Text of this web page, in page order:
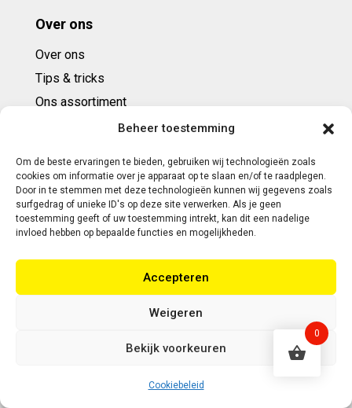
Beheer toestemming
Om de beste ervaringen te bieden, gebruiken wij technologieën zoals
cookies om informatie over je apparaat op te slaan en/of te raadplegen.
Door in te stemmen met deze technologieën kunnen wij gegevens zoals
surfgedrag of unieke ID's op deze site verwerken. Als je geen
toestemming geeft of uw toestemming intrekt, kan dit een nadelige
invloed hebben op bepaalde functies en mogelijkheden.
Accepteren
Weigeren
Bekijk voorkeuren
Cookiebeleid
Over ons
Over ons
Tips & tricks
Ons assortiment
Contact
E: info@ntbespanservice.nl
+31 (0)6-5188 0267
Adres:
5171SL KAATSHEUVEL
0